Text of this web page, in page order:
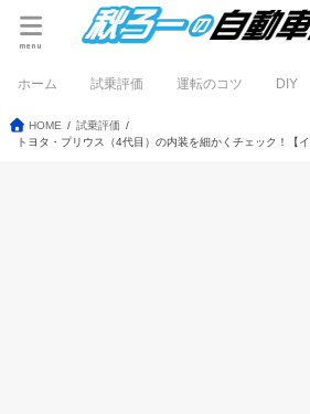
menu
ホーム 試乗評価 運転のコツ DIY
HOME
試乗評価
トヨタ・プリウス（4代目）の内装を細かくチェック！【イ